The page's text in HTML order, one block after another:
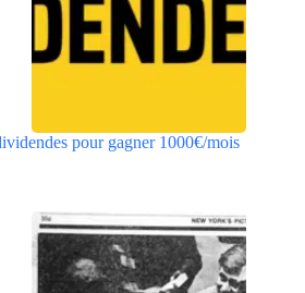
pour gagner 1000€/mois